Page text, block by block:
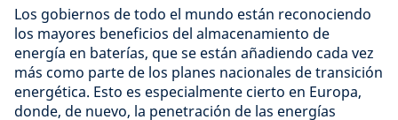
Los gobiernos de todo el mundo están reconociendo
los mayores beneficios del almacenamiento de
energía en baterías, que se están añadiendo cada vez
más como parte de los planes nacionales de transición
energética. Esto es especialmente cierto en Europa,
donde, de nuevo, la penetración de las energías